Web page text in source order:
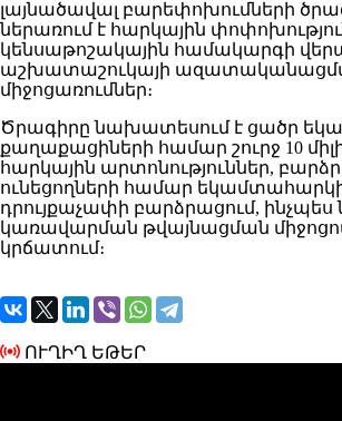
լայնածավալ բարեփոխումների
ներառում է հարկային
կենսաթոշակային համակարգի
աշխատաշուկայի
միջոցառումներ։
Ծրագիրը նախատեսում է ցածր
քաղաքացիների համար շուրջ 10
հարկային արտոնություններ,
ունեցողների համար
դրույքաչափի բարձրացում,
կառավարման թվայնացման
կրճատում։
ՈՒՂԻՂ ԵԹԵՐ